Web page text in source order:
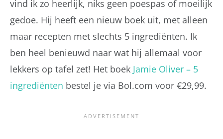
vind ik zo heerlijk, niks geen poespas of moeilijk
gedoe. Hij heeft een nieuw boek uit, met alleen
maar recepten met slechts 5 ingrediënten. Ik
ben heel benieuwd naar wat hij allemaal voor
lekkers op tafel zet! Het boek Jamie Oliver – 5
ingrediënten bestel je via Bol.com voor €29,99.